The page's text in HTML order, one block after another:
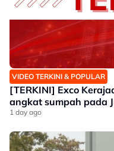
VIDEO TERKINI & POPULAR
[TERKINI] Exco
angkat sumpah pada
1 day ago